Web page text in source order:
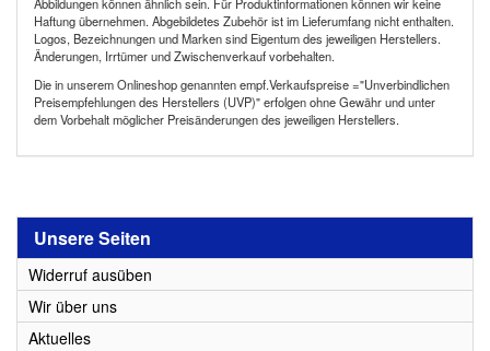
Haftung übernehmen. Abgebildetes Zubehör ist im Lieferumfang nicht enthalten.
Logos, Bezeichnungen und Marken sind Eigentum des jeweiligen Herstellers.
Änderungen, Irrtümer und Zwischenverkauf vorbehalten.
Die in unserem Onlineshop genannten empf.Verkaufspreise ="Unverbindlichen
Preisempfehlungen des Herstellers (UVP)" erfolgen ohne Gewähr und unter
dem Vorbehalt möglicher Preisänderungen des jeweiligen Herstellers.
Unsere Seiten
Widerruf ausüben
Wir über uns
Aktuelles